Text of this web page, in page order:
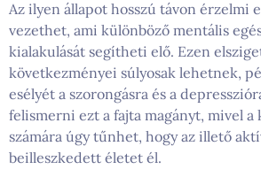
Az ilyen állapot hosszú távon érzelmi
vezethet, ami különböző mentális
kialakulását segítheti elő. Ezen
következményei súlyosak lehetnek,
esélyét a szorongásra és a
felismerni ezt a fajta magányt, mivel a
számára úgy tűnhet, hogy az illető
beilleszkedett életet él.